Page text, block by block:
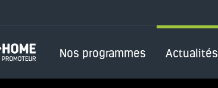
Nos programmes Actualités